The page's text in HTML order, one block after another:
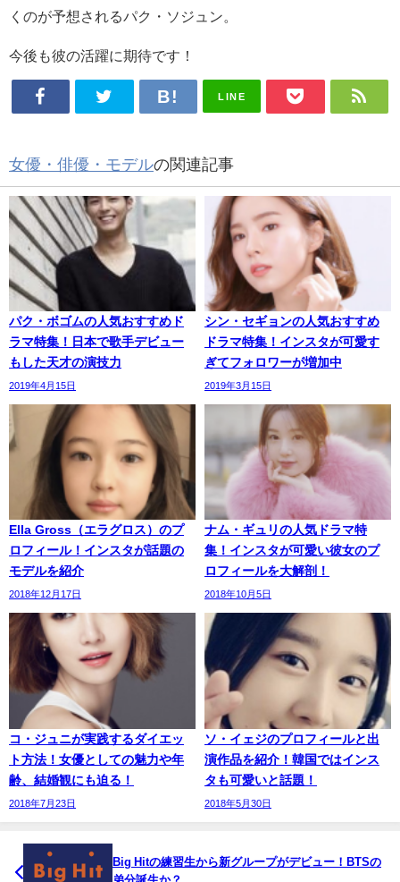
くのが予想されるパク・ソジュン。
今後も彼の活躍に期待です！
LINE
女優・俳優・モデルの関連記事
パク・ボゴムの人気おすすめド
ラマ特集！日本で歌手デビュー
もした天才の演技力
2019年4月15日
シン・セギョンの人気おすすめ
ドラマ特集！インスタが可愛す
ぎてフォロワーが増加中
2019年3月15日
Ella Gross（エラグロス）のプ
ロフィール！インスタが話題の
モデルを紹介
2018年12月17日
ナム・ギュリの人気ドラマ特
集！インスタが可愛い彼女のプ
ロフィールを大解剖！
2018年10月5日
コ・ジュニが実践するダイエッ
ト方法！女優としての魅力や年
齢、結婚観にも迫る！
2018年7月23日
ソ・イェジのプロフィールと出
演作品を紹介！韓国ではインス
タも可愛いと話題！
2018年5月30日
Big Hitの練習生から新グループがデビュー！BTSの
弟分誕生か？